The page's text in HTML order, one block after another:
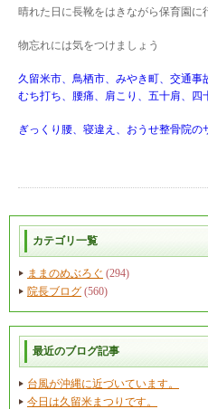
晴れた日に長靴をはきながら保育園に
物忘れには気をつけましょう
久留米市、鳥栖市、みやき町、交通
むち打ち、腰痛、肩こり、五十肩、
ぎっくり腰、寝違え、おうせ整骨院の
カテゴリ一覧
ままのめぶろぐ (294)
院長ブログ (560)
最近のブログ記事
台風が沖縄に近づいています。
今日は久留米まつりです。